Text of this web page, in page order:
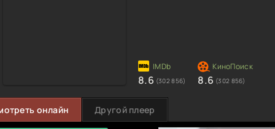
8.6 (302 856) 8.6 (302 856)
онлайн Другой плеер